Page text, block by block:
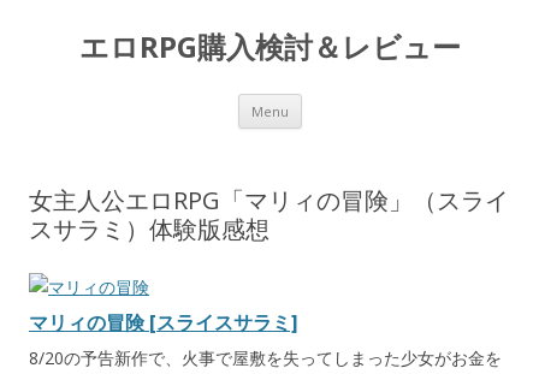
エロRPG購入検討＆レビュー
Menu Skip to content
女主人公エロRPG「マリィの冒険」（スライ
スサラミ）体験版感想
マリィの冒険 [スライスサラミ]
8/20の予告新作で、火事で屋敷を失ってしまった少女がお金を